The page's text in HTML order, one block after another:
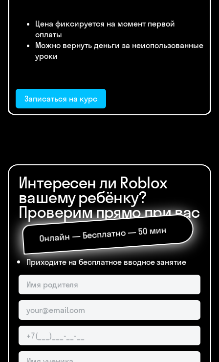
Цена фиксируется на момент первой
оплаты
Можно вернуть деньги за неиспользованные
уроки
Записаться на курс
Интересен ли Roblox
вашему ребёнку?
Проверим прямо при вас
Онлайн — Бесплатно — 50 мин
Приходите на бесплатное вводное занятие